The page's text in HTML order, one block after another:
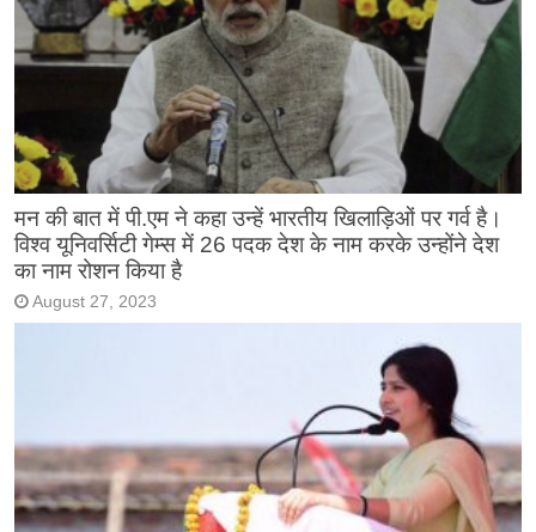
मन की बात में पी.एम ने कहा उन्हें भारतीय खिलाड़िओं पर गर्व है।
विश्व यूनिवर्सिटी गेम्स में 26 पदक देश के नाम करके उन्होंने देश
का नाम रोशन किया है
August 27, 2023